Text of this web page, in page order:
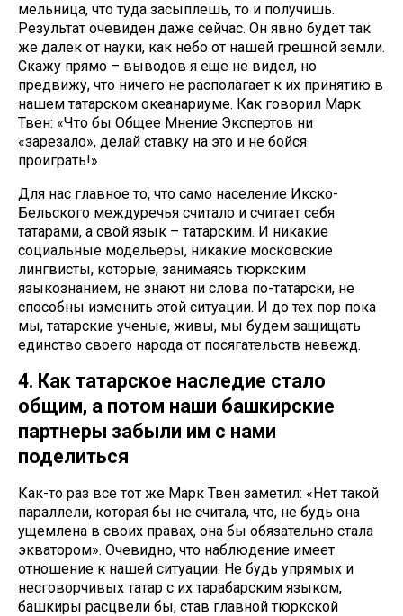
мельница, что туда засыплешь, то и получишь.
Результат очевиден даже сейчас. Он явно будет так
же далек от науки, как небо от нашей грешной земли.
Скажу прямо – выводов я еще не видел, но
предвижу, что ничего не располагает к их принятию в
нашем татарском океанариуме. Как говорил Марк
Твен: «Что бы Общее Мнение Экспертов ни
«зарезало», делай ставку на это и не бойся
проиграть!»
Для нас главное то, что само население Икско-
Бельского междуречья считало и считает себя
татарами, а свой язык – татарским. И никакие
социальные модельеры, никакие московские
лингвисты, которые, занимаясь тюркским
языкознанием, не знают ни слова по-татарски, не
способны изменить этой ситуации. И до тех пор пока
мы, татарские ученые, живы, мы будем защищать
единство своего народа от посягательств невежд.
4. Как татарское наследие стало
общим, а потом наши башкирские
партнеры забыли им с нами
поделиться
Как-то раз все тот же Марк Твен заметил: «Нет такой
параллели, которая бы не считала, что, не будь она
ущемлена в своих правах, она бы обязательно стала
экватором». Очевидно, что наблюдение имеет
отношение к нашей ситуации. Не будь упрямых и
несговорчивых татар с их тарабарским языком,
башкиры расцвели бы, став главной тюркской